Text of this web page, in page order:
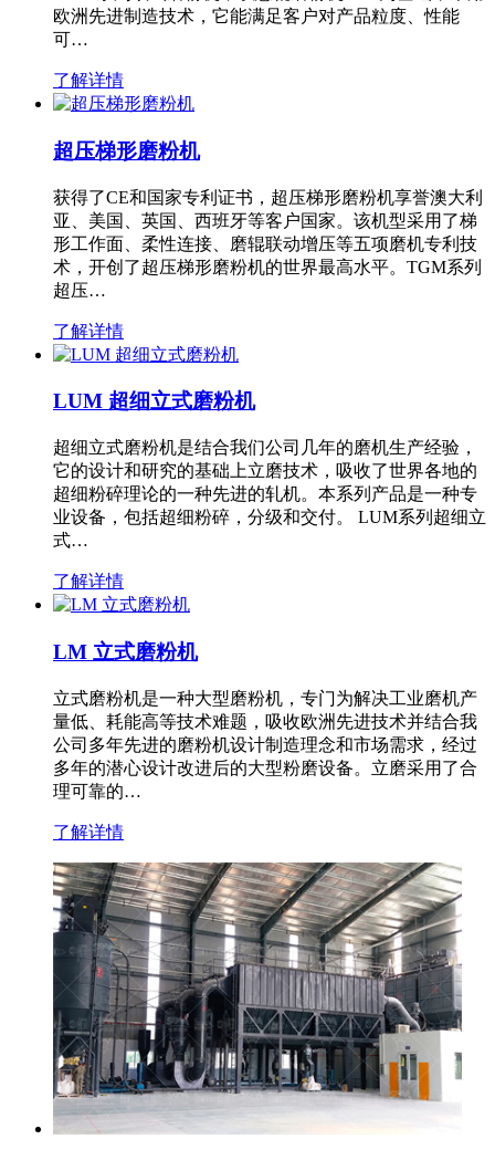
欧洲先进制造技术，它能满足客户对产品粒度、性能
可…
了解详情
超压梯形磨粉机
获得了CE和国家专利证书，超压梯形磨粉机享誉澳大利
亚、美国、英国、西班牙等客户国家。该机型采用了梯
形工作面、柔性连接、磨辊联动增压等五项磨机专利技
术，开创了超压梯形磨粉机的世界最高水平。TGM系列
超压…
了解详情
LUM 超细立式磨粉机
超细立式磨粉机是结合我们公司几年的磨机生产经验，
它的设计和研究的基础上立磨技术，吸收了世界各地的
超细粉碎理论的一种先进的轧机。本系列产品是一种专
业设备，包括超细粉碎，分级和交付。 LUM系列超细立
式…
了解详情
LM 立式磨粉机
立式磨粉机是一种大型磨粉机，专门为解决工业磨机产
量低、耗能高等技术难题，吸收欧洲先进技术并结合我
公司多年先进的磨粉机设计制造理念和市场需求，经过
多年的潜心设计改进后的大型粉磨设备。立磨采用了合
理可靠的…
了解详情